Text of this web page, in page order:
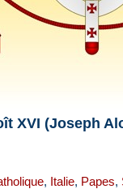
XVI (Joseph
, Italie, Papes,